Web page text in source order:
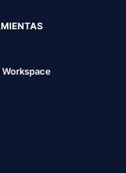
Workspace